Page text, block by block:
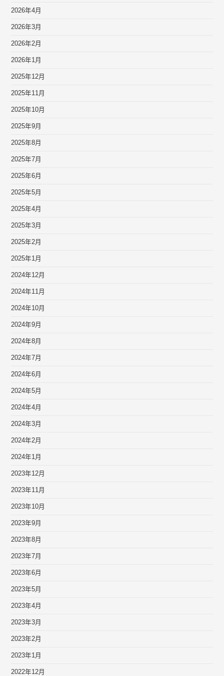
2026年4月
2026年3月
2026年2月
2026年1月
2025年12月
2025年11月
2025年10月
2025年9月
2025年8月
2025年7月
2025年6月
2025年5月
2025年4月
2025年3月
2025年2月
2025年1月
2024年12月
2024年11月
2024年10月
2024年9月
2024年8月
2024年7月
2024年6月
2024年5月
2024年4月
2024年3月
2024年2月
2024年1月
2023年12月
2023年11月
2023年10月
2023年9月
2023年8月
2023年7月
2023年6月
2023年5月
2023年4月
2023年3月
2023年2月
2023年1月
2022年12月